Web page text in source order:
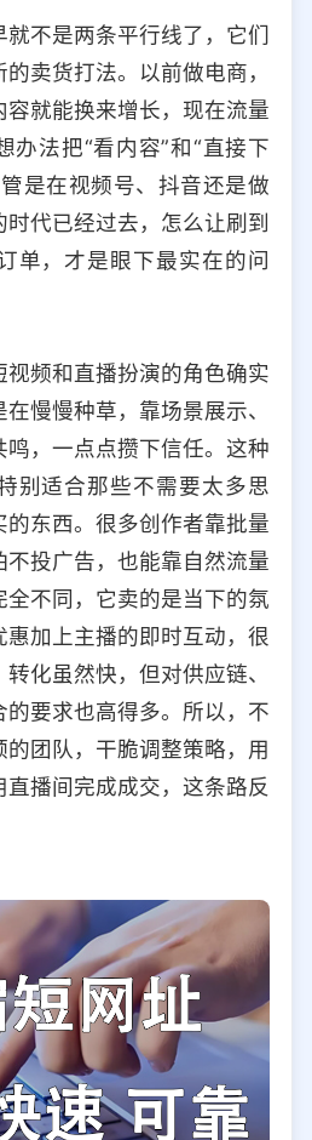
PC 其他
不是两条平行线了，它们
卖货打法。以前做电商，
就能换来增长，现在流量
办法把“看内容”和“直接下
是在视频号、抖音还是做
代已经过去，怎么让刷到
单，才是眼下最实在的问
视频和直播扮演的角色确实
慢慢种草，靠场景展示、
，一点点攒下信任。这种
别适合那些不需要太多思
东西。很多创作者靠批量
投广告，也能靠自然流量
不同，它卖的是当下的氛
加上主播的即时互动，很
化虽然快，但对供应链、
要求也高得多。所以，不
团队，干脆调整策略，用
播间完成成交，这条路反